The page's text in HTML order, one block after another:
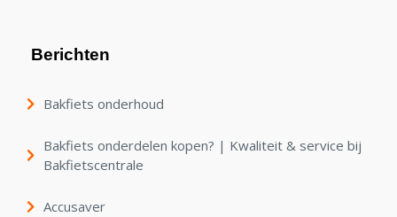
Berichten
Bakfiets onderhoud
Bakfiets onderdelen kopen? | Kwaliteit & service bij
Bakfietscentrale
Accusaver